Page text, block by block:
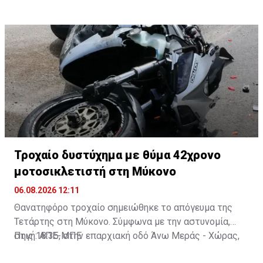
Τροχαίο δυστύχημα με θύμα 42χρονο
μοτοσικλετιστή στη Μύκονο
06.08.2026 12:11
Θανατηφόρο τροχαίο σημειώθηκε το απόγευμα της
Τετάρτης στη Μύκονο. Σύμφωνα με την αστυνομία,
στις 18:35, στην επαρχιακή οδό Άνω Μεράς - Χώρας,
Πηγή: ΑΠΕ-ΜΠΕ